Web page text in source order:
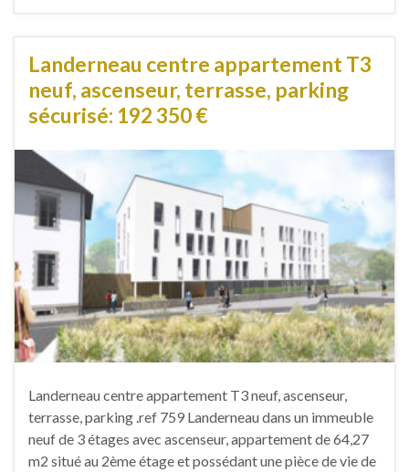
Landerneau centre appartement T3
neuf, ascenseur, terrasse, parking
sécurisé: 192 350 €
Landerneau centre appartement T3 neuf, ascenseur,
terrasse, parking .ref 759 Landerneau dans un immeuble
neuf de 3 étages avec ascenseur, appartement de 64,27
m2 situé au 2ème étage et possédant une pièce de vie de